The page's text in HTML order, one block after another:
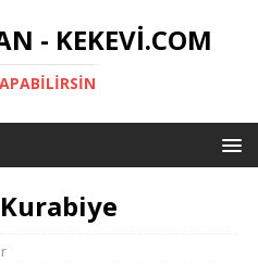
- KEKEVI.COM